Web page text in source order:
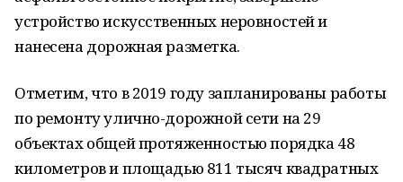
устройство искусственных неровностей и
нанесена дорожная разметка.
Отметим, что в 2019 году запланированы работы
по ремонту улично-дорожной сети на 29
объектах общей протяженностью порядка 48
километров и площадью 811 тысяч квадратных